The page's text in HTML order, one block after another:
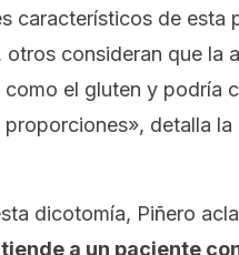
característicos de esta
otros consideran que la
el gluten y podría
proporciones», detalla la
dicotomía, Piñero
a un paciente